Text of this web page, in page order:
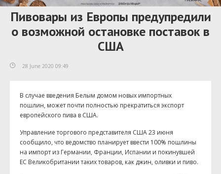
Пивовары из Европы предупредили
о возможной остановке поставок в
США
28 June 2020 09:49
В случае введения Белым домом новых импортных
пошлин, может почти полностью прекратиться экспорт
европейского пива в США.
Управление торгового представителя США 23 июня
сообщило, что ведомство планирует ввести 100% пошлины
на импорт из Германии, Франции, Испании и покинувшей
ЕС Великобритании таких товаров, как джин, оливки и пиво.